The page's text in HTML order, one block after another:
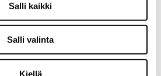
Salli kaikki
Salli valinta
Kiellä